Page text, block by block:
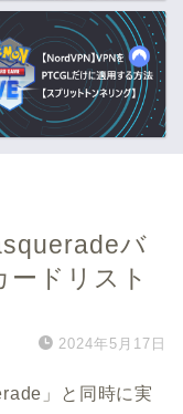
バ
ードリスト
2024年5月17日
」と同時に実